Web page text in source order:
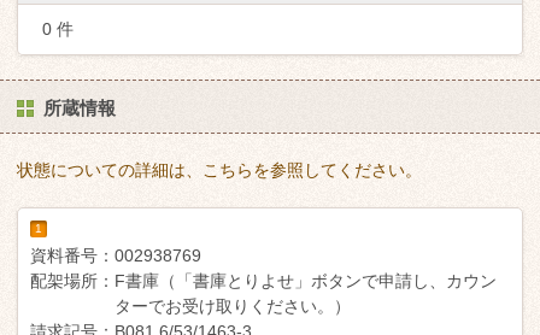
0 件
所蔵情報
状態についての詳細は、こちらを参照してください。
1
資料番号： 002938769
配架場所： F書庫（「書庫とりよせ」ボタンで申請し、カウン
ターでお受け取りください。）
請求記号： B081.6/53/1463-3